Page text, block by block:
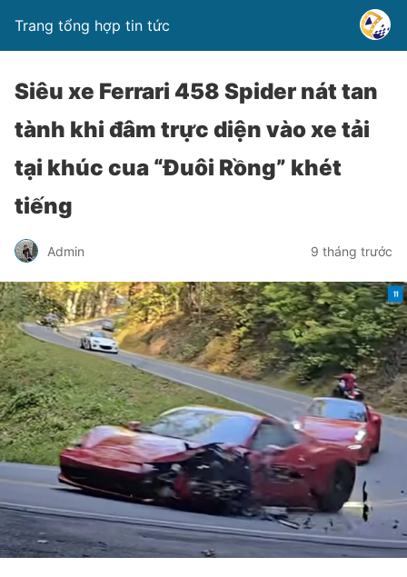
Trang tổng hợp tin tức
Siêu xe Ferrari 458 Spider nát tan
tành khi đâm trực diện vào xe tải
tại khúc cua “Đuôi Rồng” khét
tiếng
Admin 9 tháng trước